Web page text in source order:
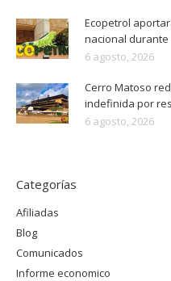
Ecopetrol
nacional durante
6 agosto, 2026
Cerro Matoso
indefinida por
6 agosto, 2026
Categorías
Afiliadas
Blog
Comunicados
Informe economico